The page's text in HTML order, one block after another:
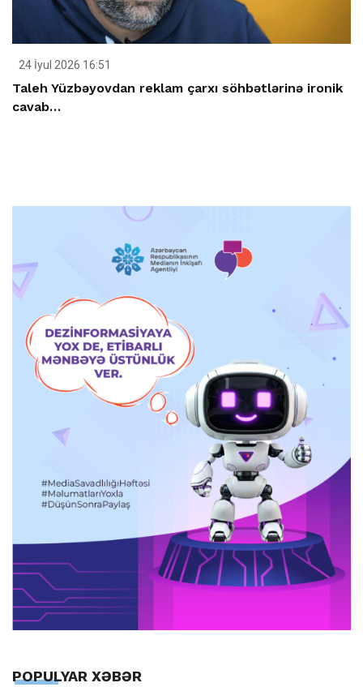
24 İyul 2026 16:51
Taleh Yüzbəyovdan reklam çarxı söhbətlərinə ironik
cavab…
POPULYAR XƏBƏR